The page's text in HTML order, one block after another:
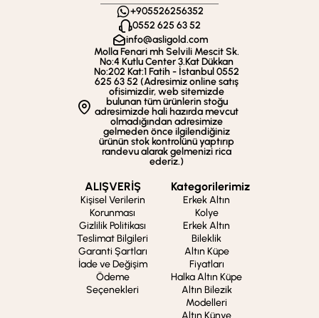
+905526256352
0552 625 63 52
info@asligold.com
Molla Fenari mh Selvili Mescit Sk.
No:4 Kutlu Center 3.Kat Dükkan
No:202 Kat:1 Fatih - İstanbul 0552
625 63 52 (Adresimiz online satış
ofisimizdir, web sitemizde
bulunan tüm ürünlerin stoğu
adresimizde hali hazırda mevcut
olmadığından adresimize
gelmeden önce ilgilendiğiniz
ürünün stok kontrolünü yaptırıp
randevu alarak gelmenizi rica
ederiz.)
ALIŞVERİŞ
Kişisel Verilerin
Korunması
Gizlilik Politikası
Teslimat Bilgileri
Garanti Şartları
İade ve Değişim
Ödeme
Seçenekleri
Kategorilerimiz
Erkek Altın
Kolye
Erkek Altın
Bileklik
Altın Küpe
Fiyatları
Halka Altın Küpe
Altın Bilezik
Modelleri
Altın Künye